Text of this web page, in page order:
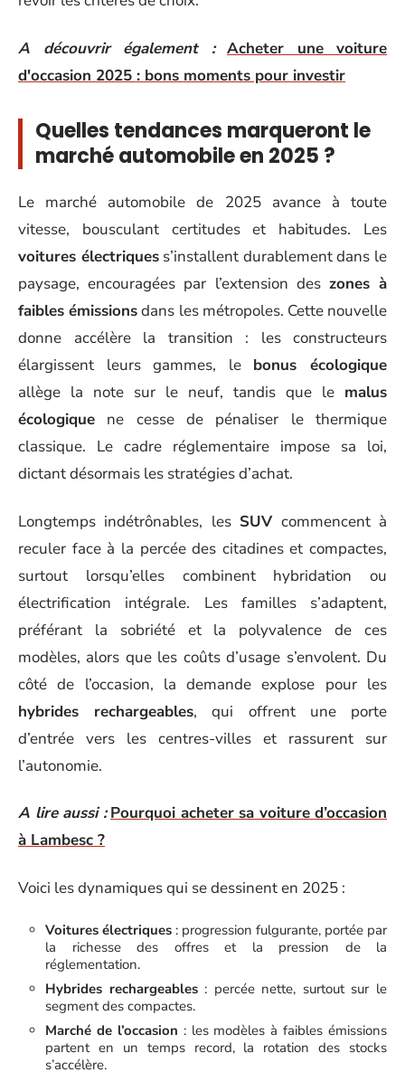
A découvrir également : Acheter une voiture
d'occasion 2025 : bons moments pour investir
Quelles tendances marqueront le
marché automobile en 2025 ?
Le marché automobile de 2025 avance à toute
vitesse, bousculant certitudes et habitudes. Les
voitures électriquess’installent durablement dans le
paysage, encouragées par l’extension des zones à
faibles émissionsdans les métropoles. Cette nouvelle
donne accélère la transition : les constructeurs
élargissent leurs gammes, le bonus écologique
allège la note sur le neuf, tandis que le malus
écologique ne cesse de pénaliser le thermique
classique. Le cadre réglementaire impose sa loi,
dictant désormais les stratégies d’achat.
Longtemps indétrônables, les SUVcommencent à
reculer face à la percée des citadines et compactes,
surtout lorsqu’elles combinent hybridation ou
électrification intégrale. Les familles s’adaptent,
préférant la sobriété et la polyvalence de ces
modèles, alors que les coûts d’usage s’envolent. Du
côté de l’occasion, la demande explose pour les
hybrides rechargeables, qui offrent une porte
d’entrée vers les centres-villes et rassurent sur
l’autonomie.
A lire aussi : Pourquoi acheter sa voiture d’occasion
à Lambesc ?
Voici les dynamiques qui se dessinent en 2025 :
Voitures électriques : progression fulgurante, portée par
la richesse des offres et la pression de la
réglementation.
Hybrides rechargeables: percée nette, surtout sur le
segment des compactes.
Marché de l’occasion : les modèles à faibles émissions
partent en un temps record, la rotation des stocks
s’accélère.